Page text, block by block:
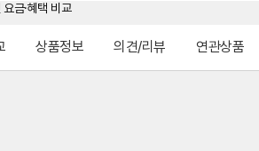
상품정보 의견/리뷰 연관상품